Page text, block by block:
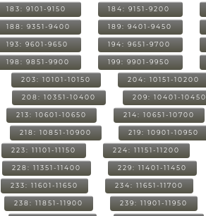
183: 9101-9150 184: 9151-9200
188: 9351-9400 189: 9401-9450
193: 9601-9650 194: 9651-9700
198: 9851-9900 199: 9901-9950
203: 10101-10150 204: 10151-10200
208: 10351-10400 209: 10401-10450
213: 10601-10650 214: 10651-10700
218: 10851-10900 219: 10901-10950
223: 11101-11150 224: 11151-11200
228: 11351-11400 229: 11401-11450
233: 11601-11650 234: 11651-11700
238: 11851-11900 239: 11901-11950